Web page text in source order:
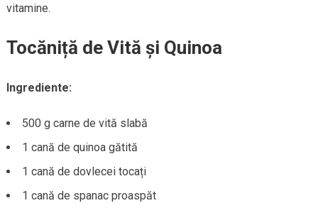
vitamine.
Tocăniță de Vită și Quinoa
Ingrediente:
500 g carne de vită slabă
1 cană de quinoa gătită
1 cană de dovlecei tocați
1 cană de spanac proaspăt